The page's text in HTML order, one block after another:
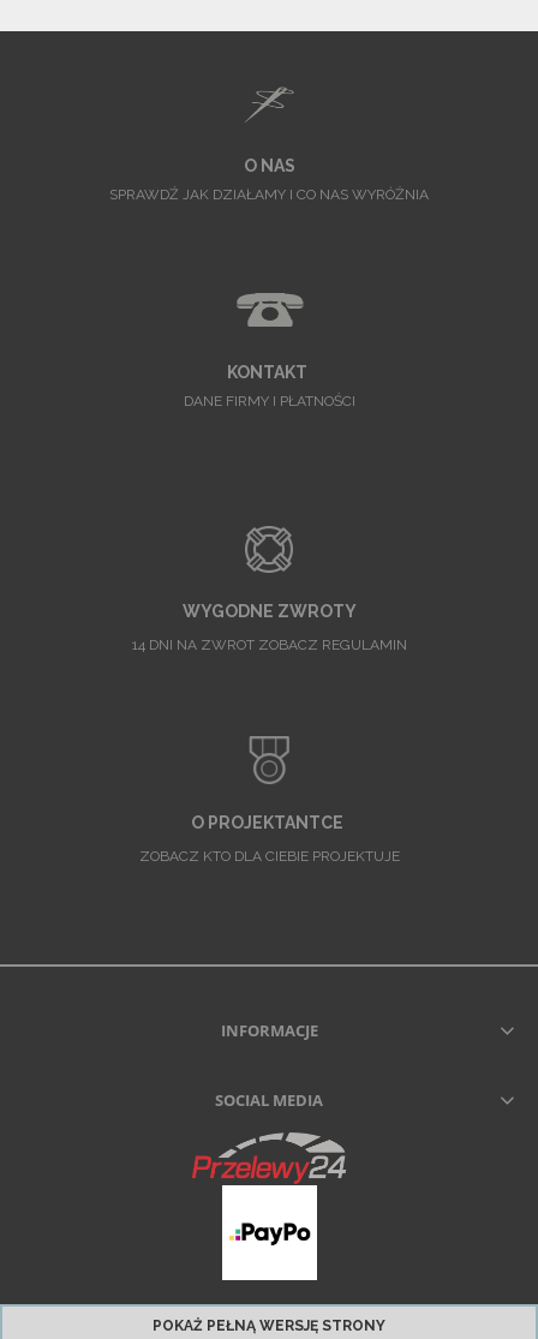
O NAS
SPRAWDŹ JAK DZIAŁAMY I CO NAS WYRÓŻNIA
KONTAKT
DANE FIRMY I PŁATNOŚCI
WYGODNE ZWROTY
14 DNI NA ZWROT ZOBACZ REGULAMIN
O PROJEKTANTCE
ZOBACZ KTO DLA CIEBIE PROJEKTUJE
INFORMACJE
SOCIAL MEDIA
POKAŻ PEŁNĄ WERSJĘ STRONY